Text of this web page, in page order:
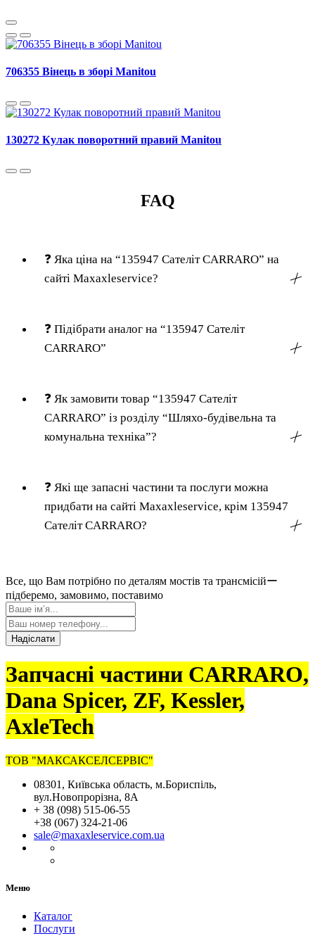
706355 Вінець в зборі Manitou
130272 Кулак поворотний правий Manitou
FAQ
❓ Яка ціна на “135947 Сателіт CARRARO” на
сайті Maxaxleservice?
╳
❓ Підібрати аналог на “135947 Сателіт
CARRARO”
╳
❓ Як замовити товар “135947 Сателіт
CARRARO” із розділу “Шляхо-будівельна та
комунальна техніка”?
╳
❓ Які ще запасні частини та послуги можна
придбати на сайті Maxaxleservice, крім 135947
Сателіт CARRARO?
╳
Все, що Вам потрібно по деталям мостів та трансмісійー
підберемо, замовимо, поставимо
Надіслати
Запчасні частини CARRARO,
Dana Spicer, ZF, Kessler,
AxleTech
ТОВ "МАКСАКСЕЛСЕРВІС"
08301, Київська область, м.Бориспіль,
вул.Новопрорізна, 8А
+ 38 (098) 515-06-55
+38 (067) 324-21-06
sale@maxaxleservice.com.ua
Меню
Каталог
Послуги